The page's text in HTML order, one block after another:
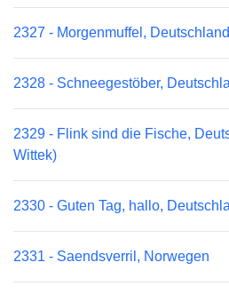
2327 - Morgenmuffel,
2328 - Schneegestöber,
2329 - Flink sind die Fische,
Wittek)
2330 - Guten Tag, hallo,
2331 - Saendsverril, Norwegen